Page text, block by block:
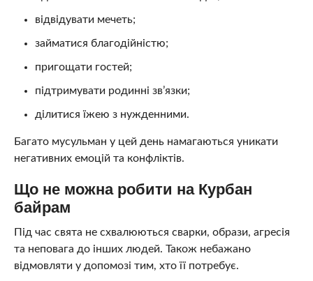
відвідувати мечеть;
займатися благодійністю;
пригощати гостей;
підтримувати родинні зв’язки;
ділитися їжею з нужденними.
Багато мусульман у цей день намагаються уникати
негативних емоцій та конфліктів.
Що не можна робити на Курбан
байрам
Під час свята не схвалюються сварки, образи, агресія
та неповага до інших людей. Також небажано
відмовляти у допомозі тим, хто її потребує.